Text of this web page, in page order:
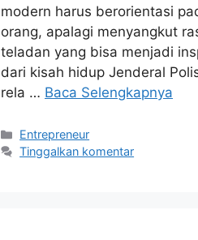
modern harus berorientasi
orang, apalagi menyangkut
teladan yang bisa menjadi
dari kisah hidup Jenderal
rela … Baca Selengkapnya
Kategori
Entrepreneur
Tinggalkan komentar